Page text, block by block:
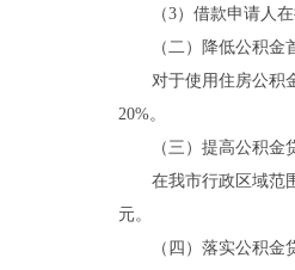
（3）借款申请人在
（二）降低公积金
对于使用住房公积金
20%。
（三）提高公积金
在我市行政区域范围
元。
（四）落实公积金